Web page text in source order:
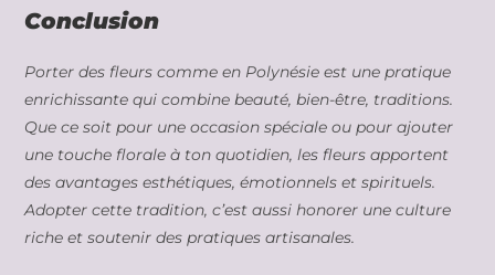
Conclusion
Porter des fleurs comme en Polynésie est une pratique
enrichissante qui combine beauté, bien-être, traditions.
Que ce soit pour une occasion spéciale ou pour ajouter
une touche florale à ton quotidien, les fleurs apportent
des avantages esthétiques, émotionnels et spirituels.
Adopter cette tradition, c’est aussi honorer une culture
riche et soutenir des pratiques artisanales.